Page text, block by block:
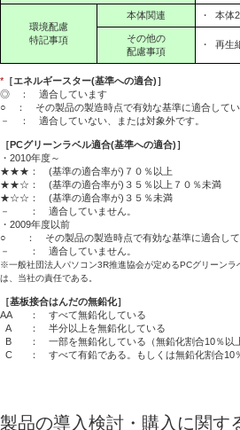
環境配慮
特記事項
本体関連 ・ 本体
その他の
配慮事項
・ 再生
* ［エネルギースター(基準への適合)］
◎ ： 適合しています
○ ： その製品の製造時点で有効な基準に適合してい
－ ： 適合していない、または対象外です。
［PCグリーンラベル適合(基準への適合)］
・2010年度～
★★★： (基準の適合率が)７０％以上
★★☆： (基準の適合率が)３５％以上７０％未満
★☆☆： (基準の適合率が)３５％未満
－ ： 適合していません。
・2009年度以前
○ ： その製品の製造時点で有効な基準に適合して
－ ： 適合していません。
※一般社団法人パソコン3R推進協会が定めるPCグリーンラ
は、当社の責任である。
［基板接合はんだの無鉛化］
AA
： すべて無鉛化している
A
： 半分以上を無鉛化している
B
： 一部を無鉛化している（無鉛化割合10％以
C
： すべて有鉛である。もしくは無鉛化割合10
製品の導入検討・購入に関す